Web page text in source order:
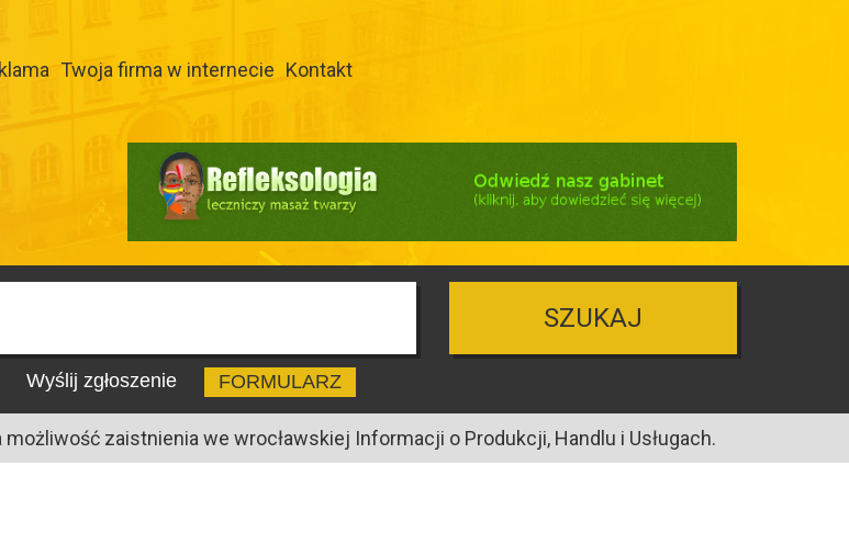
Twoja firma w internecie Kontakt
SZUKAJ
Wyślij zgłoszenie FORMULARZ
zaistnienia we wrocławskiej Informacji o Produkcji, Handlu i Usługach.